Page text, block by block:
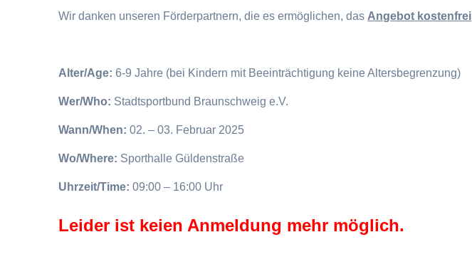
Wir danken unseren Förderpartnern, die es ermöglichen, das Angebot kostenfrei
Alter/Age:6-9 Jahre (bei Kindern mit Beeinträchtigung keine Altersbegrenzung)
Wer/Who: Stadtsportbund Braunschweig e.V.
Wann/When:02. – 03. Februar 2025
Wo/Where: Sporthalle Güldenstraße
Uhrzeit/Time:09:00 – 16:00 Uhr
Leider ist keien Anmeldung mehr möglich.